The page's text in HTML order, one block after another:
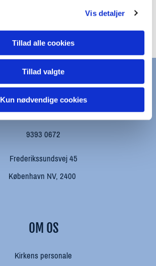
Vis detaljer
Tillad alle cookies
Tillad valgte
Kun nødvendige cookies
KONTAKT
kapernaums.sogn@km.dk
9393 0672
Frederikssundsvej 45
København NV, 2400
OM OS
Kirkens personale